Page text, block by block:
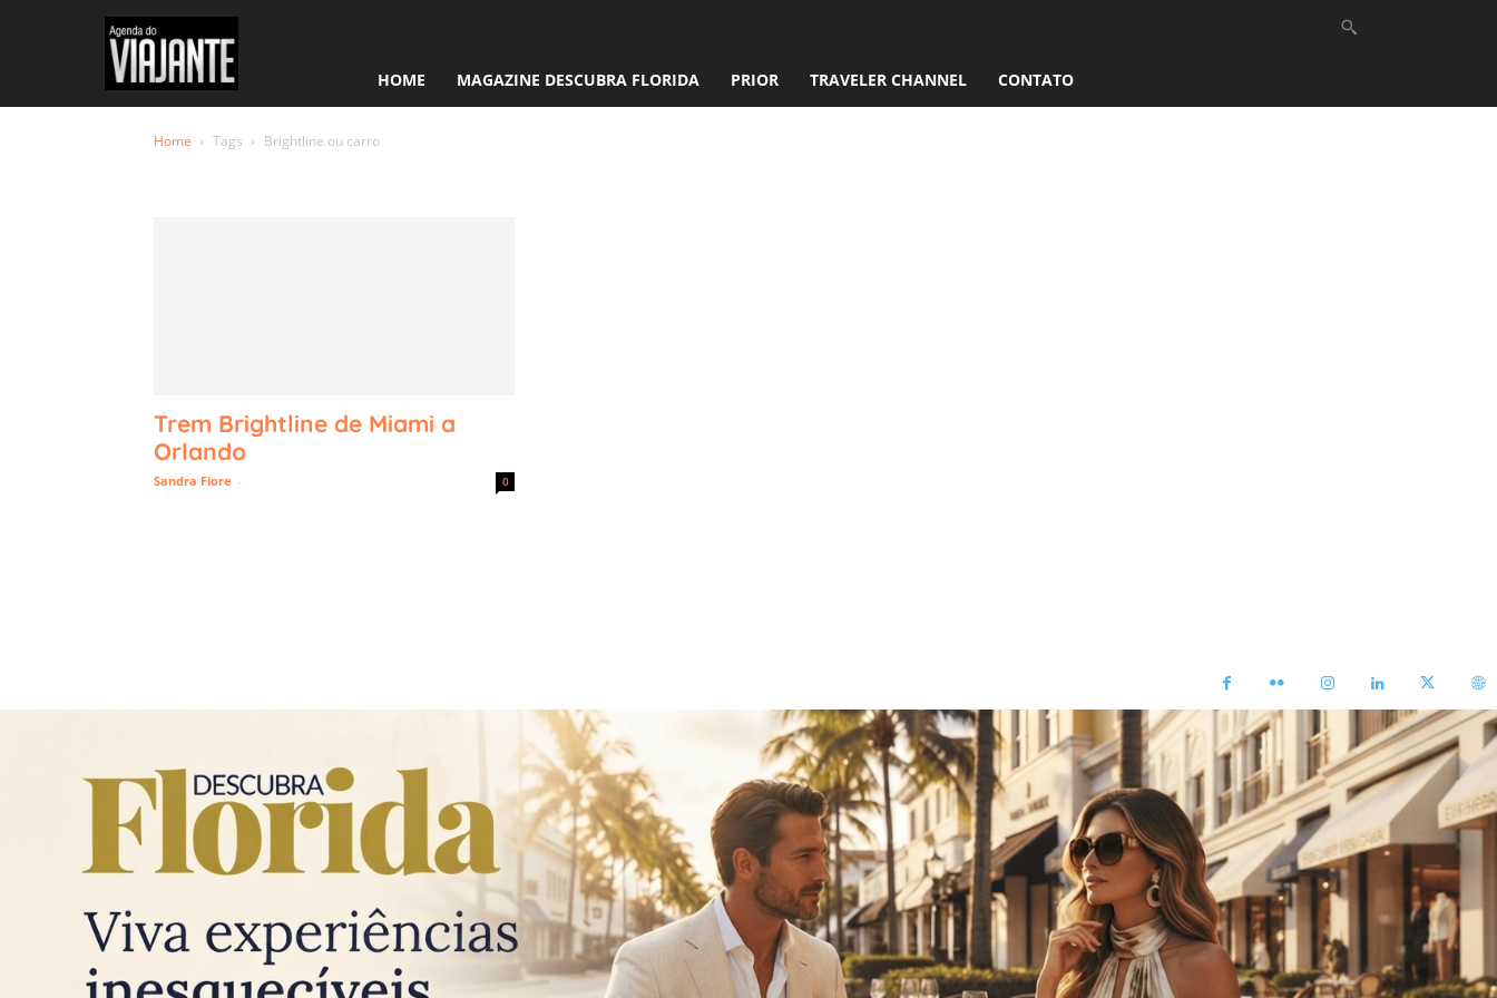
HOME MAGAZINE DESCUBRA FLORIDA PRIOR TRAVELER CHANNEL CONTATO
Home Tags Brightline ou carro
Tag: Brightline ou carro
Trem Brightline de Miami a
Orlando
Sandra Fiore - 0